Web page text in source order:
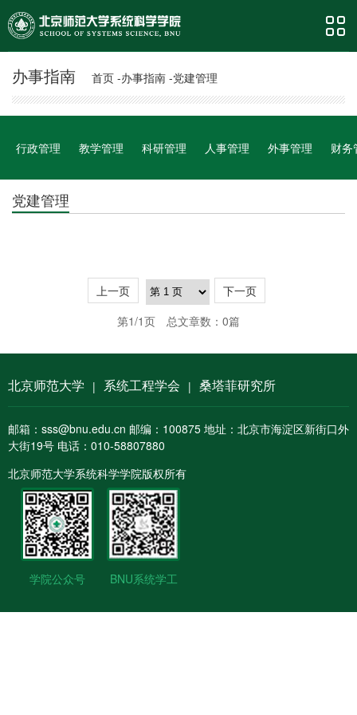
办事指南 首页 -办事指南 -党建管理
行政管理 教学管理 科研管理 人事管理 外事管理 财务
党建管理
上一页
下一页
第1/1页
总文章数：0篇
北京师范大学 | 系统工程学会 | 桑塔菲研究所
邮箱：sss@bnu.edu.cn 邮编：100875 地址：北京市海淀区新街口外
大街19号 电话：010-58807880
北京师范大学系统科学学院版权所有
学院公众号 BNU系统学工